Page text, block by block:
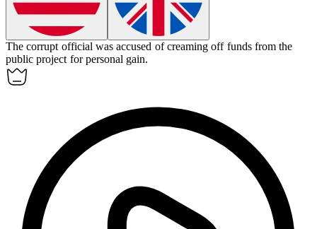
The corrupt official was accused ofcreaming off funds from the
public project for personal gain.